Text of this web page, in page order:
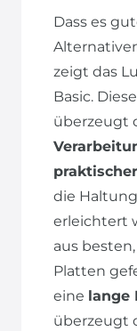
Dass es
zeigt das
Basic.
überzeugt
die
erleichtert
aus
Platten
eine
überzeugt